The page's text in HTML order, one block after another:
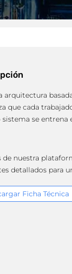
arquitectura
que cada
sistema se entrena
de nuestra
detallados para
Ficha Técnica